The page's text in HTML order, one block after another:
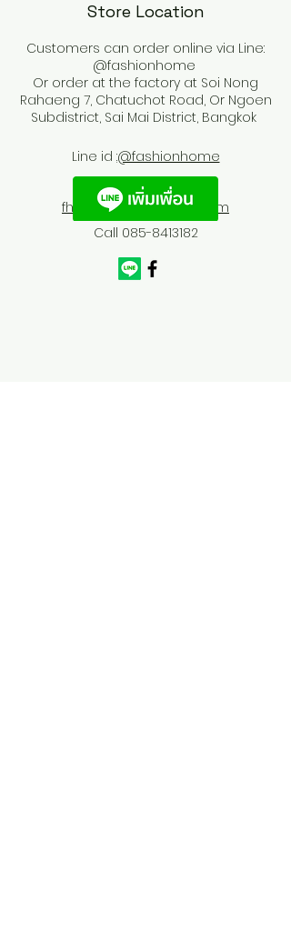
Store Location
Customers can order online via Line:
@fashionhome
Or order at the factory at Soi Nong
Rahaeng 7, Chatuchot Road, Or Ngoen
Subdistrict, Sai Mai District, Bangkok
Line id :@fashionhome
fhfurnitures@outlook.com
Call 085-8413182